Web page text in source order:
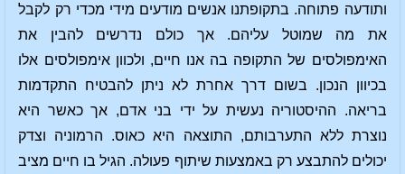
ותודעה פתוחה. בתקופתנו אנשים מודעים מידי מכדי רק לקבל
את מה שמוטל עליהם. אך כולם נדרשים להבין את
האימפולסים של התקופה בה אנו חיים, ולכוון אימפולסים אלו
בכיוון הנכון. בשום דרך אחרת לא ניתן להבטיח התקדמות
בריאה. ההיסטוריה נעשית על ידי בני אדם, אך כאשר היא
נוצרת ללא התערבותם, התוצאה היא כאוס. הרמוניה וצדק
יכולים להתבצע רק באמצעות שיתוף פעולה. הגיל בו חיים מציב